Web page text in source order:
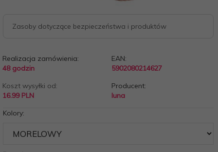
Zasoby dotyczące bezpieczeństwa i produktów
Realizacja zamówienia:
48 godzin
EAN:
5902080214627
Koszt wysyłki od:
16.99 PLN
Producent:
luna
Kolory: